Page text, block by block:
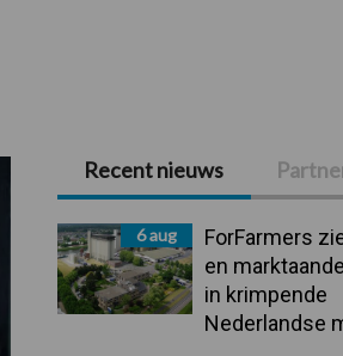
Primaire
Sidebar
Recent nieuws
6 aug
ForFarmers
en
in krimpende
Nederlandse